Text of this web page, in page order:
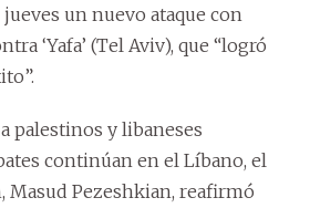
un nuevo ataque con
‘Yafa’ (Tel Aviv), que “logró
palestinos y libaneses
continúan en el Líbano, el
Masud Pezeshkian, reafirmó